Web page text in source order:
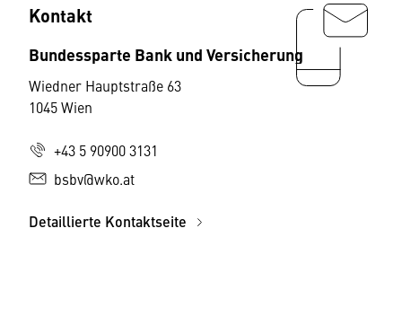
Kontakt
Bundessparte Bank und Versicherung
Wiedner Hauptstraße 63
1045 Wien
+43 5 90900 3131
bsbv@wko.at
Detaillierte Kontaktseite